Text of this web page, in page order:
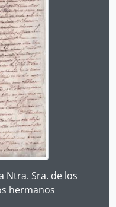
link will open the
Ntra. Sra. de los
hermanos